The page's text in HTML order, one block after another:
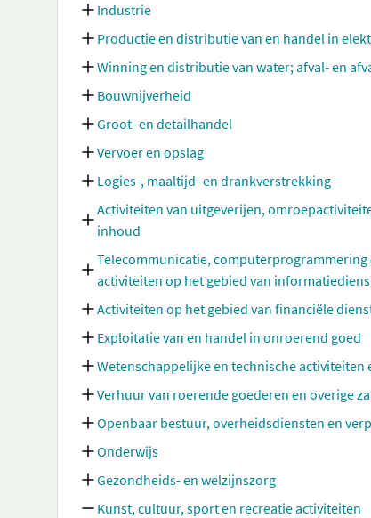
Industrie
Productie en distributie van en handel in
Winning en distributie van water; afval- en
Bouwnijverheid
Groot- en detailhandel
Vervoer en opslag
Logies-, maaltijd- en drankverstrekking
Activiteiten van uitgeverijen,
inhoud
Telecommunicatie,
activiteiten op het gebied van
Activiteiten op het gebied van financiële
Exploitatie van en handel in onroerend goed
Wetenschappelijke en technische
Verhuur van roerende goederen en overige
Openbaar bestuur, overheidsdiensten en
Onderwijs
Gezondheids- en welzijnszorg
Kunst, cultuur, sport en recreatie activiteiten